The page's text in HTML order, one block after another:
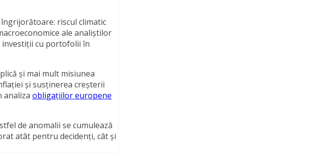
riscul climatic
ale analiștilor
investiții cu portofolii în
și mai mult misiunea
și susținerea creșterii
analiza obligațiilor europene
de anomalii se cumulează
atât pentru decidenți, cât și